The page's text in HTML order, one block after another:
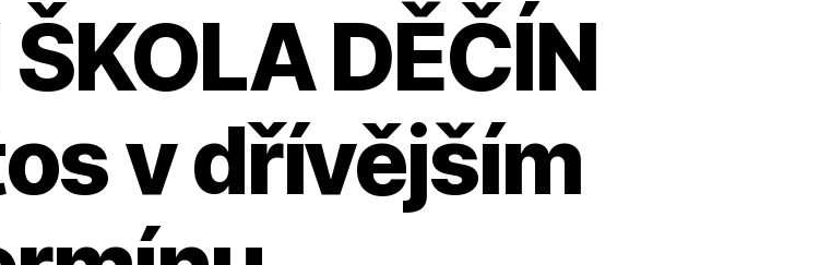
DĚČÍN
v dřívějším
A